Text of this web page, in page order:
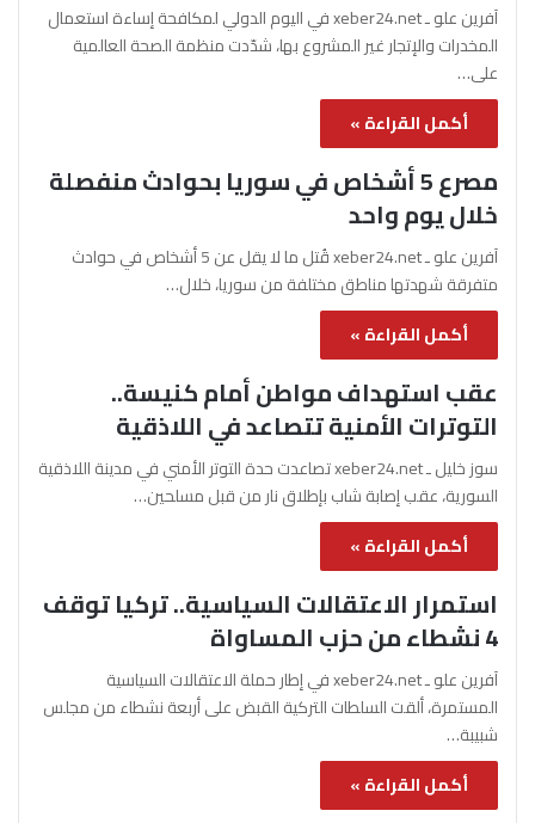
آفرين علو ـ xeber24.net في اليوم الدولي لمكافحة إساءة استعمال
المخدرات والإتجار غير المشروع بها، شدّدت منظمة الصحة العالمية
على…
أكمل القراءة »
مصرع 5 أشخاص في سوريا بحوادث منفصلة
خلال يوم واحد
آفرين علو ـ xeber24.net قُتل ما لا يقل عن 5 أشخاص في حوادث
متفرقة شهدتها مناطق مختلفة من سوريا، خلال…
أكمل القراءة »
عقب استهداف مواطن أمام كنيسة..
التوترات الأمنية تتصاعد في اللاذقية
سوز خليل ـ xeber24.net تصاعدت حدة التوتر الأمني في مدينة اللاذقية
السورية، عقب إصابة شاب بإطلاق نار من قبل مسلحين…
أكمل القراءة »
استمرار الاعتقالات السياسية.. تركيا توقف
4 نشطاء من حزب المساواة
آفرين علو ـ xeber24.net في إطار حملة الاعتقالات السياسية
المستمرة، ألقت السلطات التركية القبض على أربعة نشطاء من مجلس
شبيبة…
أكمل القراءة »